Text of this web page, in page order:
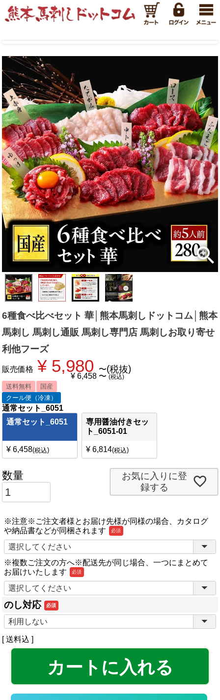
6種食べ比べセット 華│熊本馬刺しドットコム│熊本
馬刺し 馬刺し通販 馬刺し専門店 馬刺しお取り寄せ
利他フーズ
販売価格 ¥ 5,980 〜 税抜
¥ 6,458 〜 税込
送料無料
国産
クール便（冷凍）
通常セット_6051
通常セット_6051
¥ 6,458 税込
専用醤油付きセッ
ト_6051-01
¥ 6,814 税込
お気に入りに登
録する
カートに入れる
※注意※ご注文者様とお届け先様が同様の場合、カタログ
や納品書などが同梱されます
(必
※複数ご注文の方へ※配送先が同じ場合、一つにまとめて
お届けいたします
(必
須)
のし対応
(必
須)
送料込